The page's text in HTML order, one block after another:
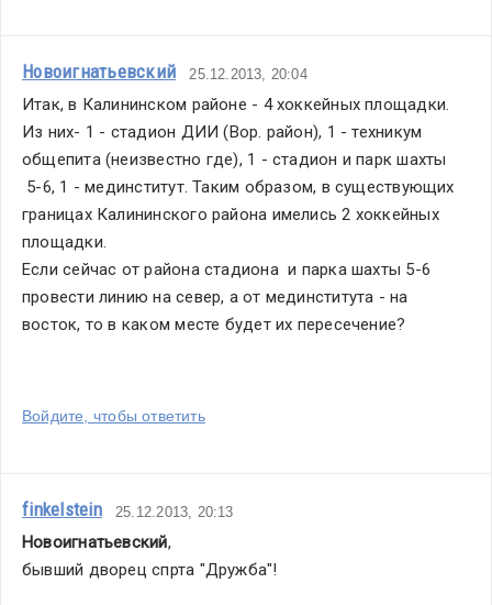
Новоигнатьевский 25.12.2013, 20:04
Итак, в Калининском районе - 4 хоккейных площадки.
Из них- 1 - стадион ДИИ (Вор. район), 1 - техникум
общепита (неизвестно где), 1 - стадион и парк шахты
5-6, 1 - мединститут. Таким образом, в существующих
границах Калининского района имелись 2 хоккейных
площадки.
Если сейчас от района стадиона  и парка шахты 5-6
провести линию на север, а от мединститута - на
восток, то в каком месте будет их пересечение?
Войдите, чтобы ответить
finkelstein 25.12.2013, 20:13
Новоигнатьевский,
бывший дворец спрта "Дружба"!